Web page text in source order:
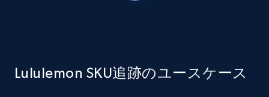
Lululemon SKU追跡のユースケース